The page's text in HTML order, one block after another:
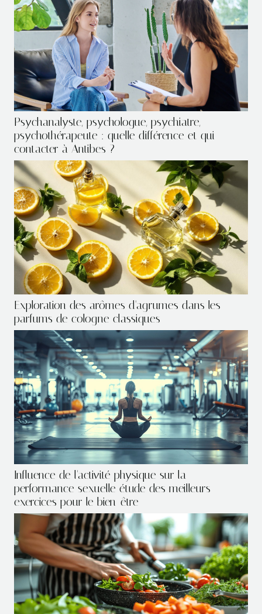
Psychanalyste, psychologue, psychiatre,
psychothérapeute : quelle différence et qui
contacter à Antibes ?
Exploration des arômes d'agrumes dans les
parfums de cologne classiques
Influence de l'activité physique sur la
performance sexuelle étude des meilleurs
exercices pour le bien-être